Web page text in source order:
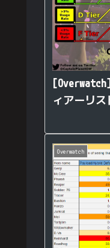
ィアーリス
Overwatch